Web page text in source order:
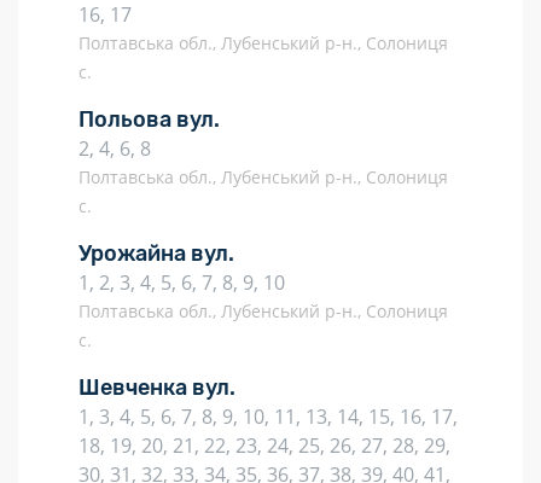
16, 17
Полтавська обл., Лубенський р-н., Солониця
с.
Польова вул.
2, 4, 6, 8
Полтавська обл., Лубенський р-н., Солониця
с.
Урожайна вул.
1, 2, 3, 4, 5, 6, 7, 8, 9, 10
Полтавська обл., Лубенський р-н., Солониця
с.
Шевченка вул.
1, 3, 4, 5, 6, 7, 8, 9, 10, 11, 13, 14, 15, 16, 17,
18, 19, 20, 21, 22, 23, 24, 25, 26, 27, 28, 29,
30, 31, 32, 33, 34, 35, 36, 37, 38, 39, 40, 41,